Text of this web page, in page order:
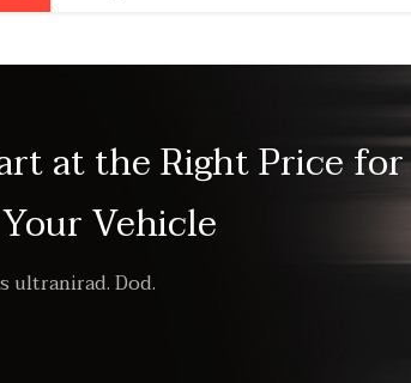
at the Right Price for
Vehicle
ultranirad. Dod.